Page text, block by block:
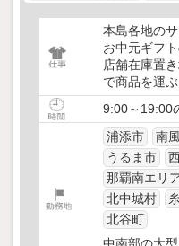
本島各地の
お中元ギフ
店舗在庫置
で商品を運
9:00～19:00
浦添市
南
うるま市
那覇南エリ
北中城村
北谷町